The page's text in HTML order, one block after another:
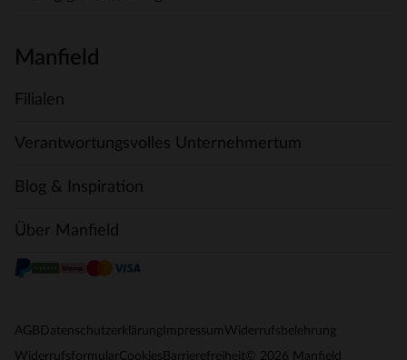
Manfield
Filialen
Verantwortungsvolles Unternehmertum
Blog & Inspiration
Über Manfield
AGB Datenschutzerklärung Impressum Widerrufsbelehrung
WiderrufsformularCookies Barrierefreiheit © 2026 Manfield